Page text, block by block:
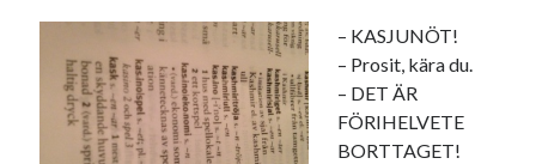
13 14 15 16 17 18 19
20 21 22 23 26
27 28 29 30
maj »
– KASJUNÖT!
– Prosit, kära du.
– DET ÄR
FÖRIHELVETE
BORTTAGET!